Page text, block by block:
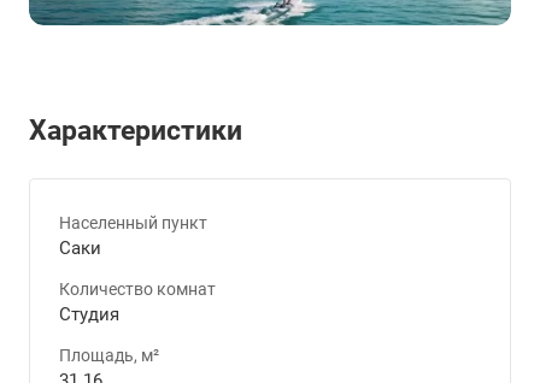
Характеристики
Населенный пункт
Саки
Количество комнат
Студия
Площадь, м²